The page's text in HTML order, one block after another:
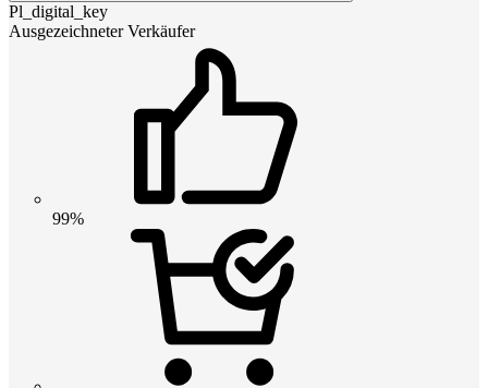
Pl_digital_key
Ausgezeichneter Verkäufer
99%